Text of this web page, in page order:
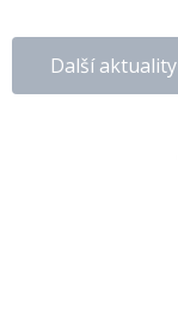
Další aktuality